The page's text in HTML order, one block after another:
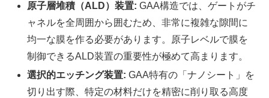
原子層堆積（ALD）装置: GAA構造では、ゲートがチ
ャネルを全周囲から囲むため、非常に複雑な隙間に
均一な膜を作る必要があります。原子レベルで膜を
制御できるALD装置の重要性が極めて高まります。
選択的エッチング装置: GAA特有の「ナノシート」を
切り出す際、特定の材料だけを精密に削り取る高度